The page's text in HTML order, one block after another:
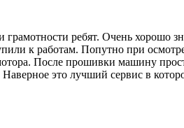
ребят. Очень хорошо
к работам. Попутно при
После прошивки машину
это лучший сервис в